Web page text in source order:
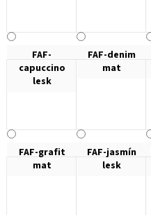
FAF-
capuccino
lesk
FAF-denim
mat
FAF-grafit
mat
FAF-jasmín
lesk